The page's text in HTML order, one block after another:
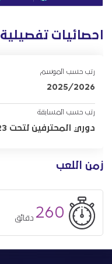
زمن اللعب
260 دقائق
احصائيات تفصيلية
رتب حسب الموسم
2025/2026
رتب حسب المسابقة
دوري المحترفين لتحت 23 عام